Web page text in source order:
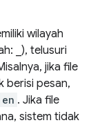
wilayah
_), telusuri
jika file
berisi pesan,
en . Jika file
sistem tidak